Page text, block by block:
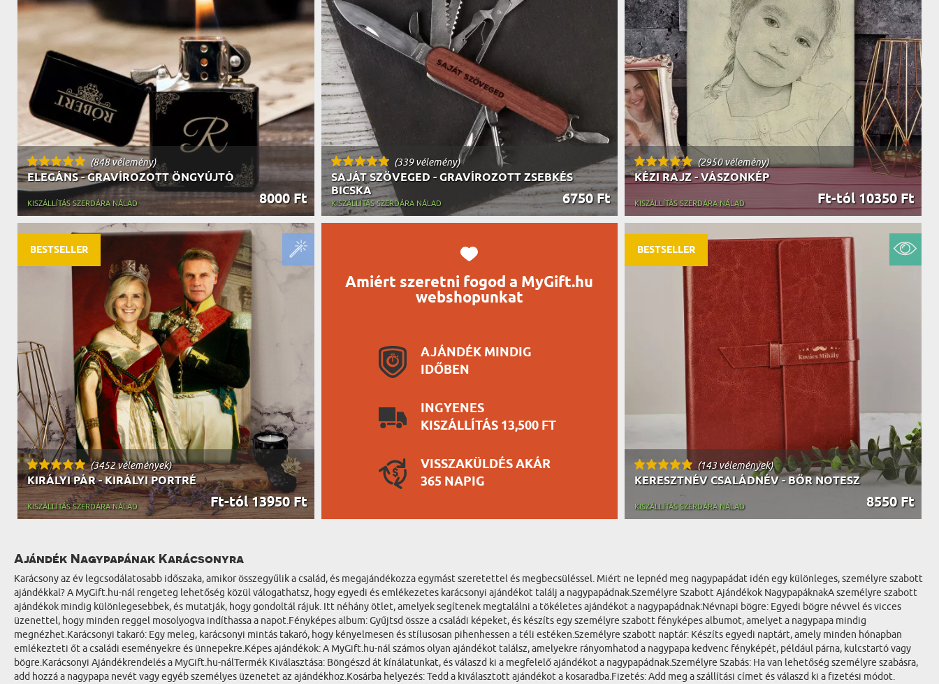
APÓSÉKNAK
UTAZÓNAK
BICIKLISTÁNAK
IDŐSEBBNEK
SPORTOLÓNAK
TŰZOLTÓNAK
FŐNÖKNEK
HORGÁSZNAK
VICCELŐDŐNEK
ÉLELMISZEREK
AZ AJÁNDÉK VONÁSAI
(848 vélemény)
ELEGÁNS - GRAVÍROZOTT ÖNGYÚJTÓ
8000 Ft
KISZÁLLÍTÁS SZERDÁRA NÁLAD
(339 vélemény)
SAJÁT SZÖVEGED - GRAVÍROZOTT ZSEBKÉS
BICSKA
6750 Ft
KISZÁLLÍTÁS SZERDÁRA NÁLAD
Amiért szeretni fogod a MyGift.hu
webshopunkat
AJÁNDÉK MINDIG
IDŐBEN
INGYENES
KISZÁLLÍTÁS 13,500 FT
VISSZAKÜLDÉS AKÁR
365 NAPIG
(2950 vélemény)
KÉZI RAJZ - VÁSZONKÉP
Ft-tól 10350 Ft
KISZÁLLÍTÁS SZERDÁRA NÁLAD
(3452 vélemények)
KIRÁLYI PÁR - KIRÁLYI PORTRÉ
Ft-tól 13950 Ft
KISZÁLLÍTÁS SZERDÁRA NÁLAD
BESTSELLER
(143 vélemények)
KERESZTNÉV CSALÁDNÉV - BŐR NOTESZ
8550 Ft
KISZÁLLÍTÁS SZERDÁRA NÁLAD
BESTSELLER
Ajándék Nagypapának Karácsonyra
Karácsony az év legcsodálatosabb időszaka, amikor összegyűlik a család, és megajándékozza egymást szeretettel és megbecsüléssel. Miért ne lepnéd meg nagypapádat idén egy különleges, személyre szabott
ajándékkal? A MyGift.hu-nál rengeteg lehetőség közül válogathatsz, hogy egyedi és emlékezetes karácsonyi ajándékot találj a nagypapádnak.Személyre Szabott Ajándékok NagypapáknakA személyre szabott
ajándékok mindig különlegesebbek, és mutatják, hogy gondoltál rájuk. Itt néhány ötlet, amelyek segítenek megtalálni a tökéletes ajándékot a nagypapádnak:Névnapi bögre: Egyedi bögre névvel és vicces
üzenettel, hogy minden reggel mosolyogva indíthassa a napot.Fényképes album: Gyűjtsd össze a családi képeket, és készíts egy személyre szabott fényképes albumot, amelyet a nagypapa mindig
megnézhet.Karácsonyi takaró: Egy meleg, karácsonyi mintás takaró, hogy kényelmesen és stílusosan pihenhessen a téli estéken.Személyre szabott naptár: Készíts egyedi naptárt, amely minden hónapban
emlékezteti őt a családi eseményekre és ünnepekre.Képes ajándékok: A MyGift.hu-nál számos olyan ajándékot találsz, amelyekre rányomhatod a nagypapa kedvenc fényképét, például párna, kulcstartó vagy
bögre.Karácsonyi Ajándékrendelés a MyGift.hu-nálTermék Kiválasztása: Böngészd át kínálatunkat, és válaszd ki a megfelelő ajándékot a nagypapádnak.Személyre Szabás: Ha van lehetőség személyre szabásra,
add hozzá a nagypapa nevét vagy egyéb személyes üzenetet az ajándékhoz.Kosárba helyezés: Tedd a kiválasztott ajándékot a kosaradba.Fizetés: Add meg a szállítási címet és válaszd ki a fizetési módot.